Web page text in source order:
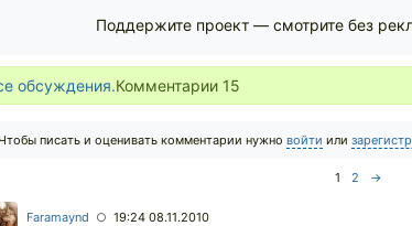
Поддержите проект — смотрите без
обсуждения.Комментарии 15
Чтобы писать и оценивать комментарии нужно войти или
1 2 →
Faramaynd ○ 19:24 08.11.2010